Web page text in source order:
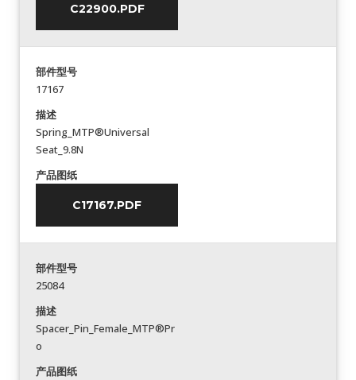
C22900.PDF
部件型号
17167
描述
Spring_MTP®Universal
Seat_9.8N
产品图纸
C17167.PDF
部件型号
25084
描述
Spacer_Pin_Female_MTP®Pr
o
产品图纸